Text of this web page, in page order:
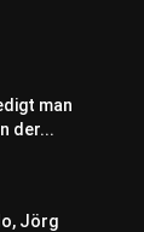
man
der...
Jörg